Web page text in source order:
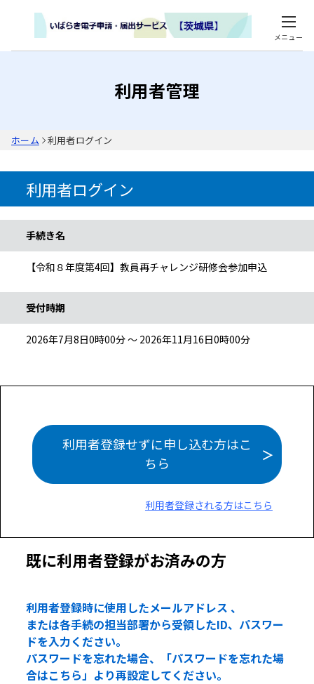
メニュー
利用者管理
ホーム 利用者ログイン
利用者ログイン
手続き名
【令和８年度第4回】教員再チャレンジ研修会参加申込
受付時期
2026年7月8日0時00分 ～ 2026年11月16日0時00分
利用者登録せずに申し込む方はこ
ちら
利用者登録される方はこちら
既に利用者登録がお済みの方
利用者登録時に使用したメールアドレス 、
または各手続の担当部署から受領したID、パスワー
ドを入力ください。
パスワードを忘れた場合、「パスワードを忘れた場
合はこちら」より再設定してください。